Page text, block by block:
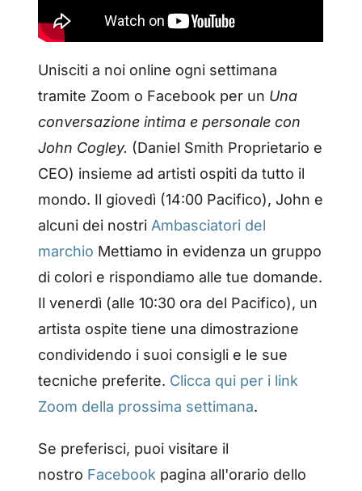
Unisciti a noi online ogni settimana
tramite Zoom o Facebook per un Una
conversazione intima e personale con
John Cogley. (Daniel Smith Proprietario e
CEO) insieme ad artisti ospiti da tutto il
mondo. Il giovedì (14:00 Pacifico), John e
alcuni dei nostriAmbasciatori del
marchio Mettiamo in evidenza un gruppo
di colori e rispondiamo alle tue domande.
Il venerdì (alle 10:30 ora del Pacifico), un
artista ospite tiene una dimostrazione
condividendo i suoi consigli e le sue
tecniche preferite. Clicca qui per i link
Zoom della prossima settimana.
Se preferisci, puoi visitare il
nostro Facebook pagina all'orario dello